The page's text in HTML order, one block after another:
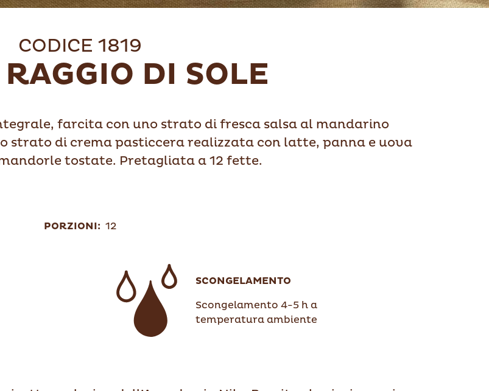
CODICE 1819
DI SOLE
farcita con uno strato di fresca salsa al mandarino
strato di crema pasticcera realizzata con latte, panna e uova
tostate. Pretagliata a 12 fette.
PORZIONI: 12
SCONGELAMENTO
Scongelamento 4-5 h a
temperatura ambiente